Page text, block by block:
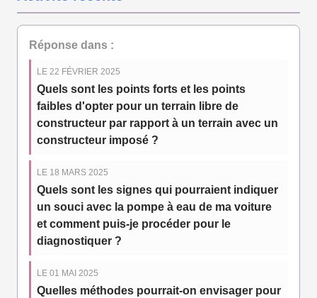
Réponse dans :
LE 22 FÉVRIER 2025
Quels sont les points forts et les points
faibles d'opter pour un terrain libre de
constructeur par rapport à un terrain avec un
constructeur imposé ?
LE 18 MARS 2025
Quels sont les signes qui pourraient indiquer
un souci avec la pompe à eau de ma voiture
et comment puis-je procéder pour le
diagnostiquer ?
LE 01 MAI 2025
Quelles méthodes pourrait-on envisager pour